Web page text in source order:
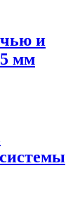
и
мм